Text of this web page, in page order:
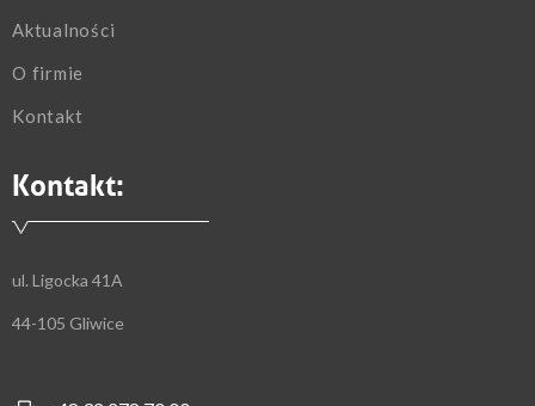
Aktualności
O firmie
Kontakt
Kontakt:
ul. Ligocka 41A
44-105 Gliwice